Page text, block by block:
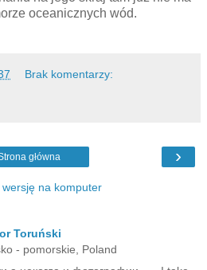
oceanicznych wód.
Brak komentarzy:
›
główna
wersję na komputer
Toruński
- pomorskie, Poland